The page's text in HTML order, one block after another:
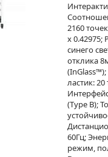
2160
x
синего
отклика
ластик:
(Type B);
60Гц;
режим,